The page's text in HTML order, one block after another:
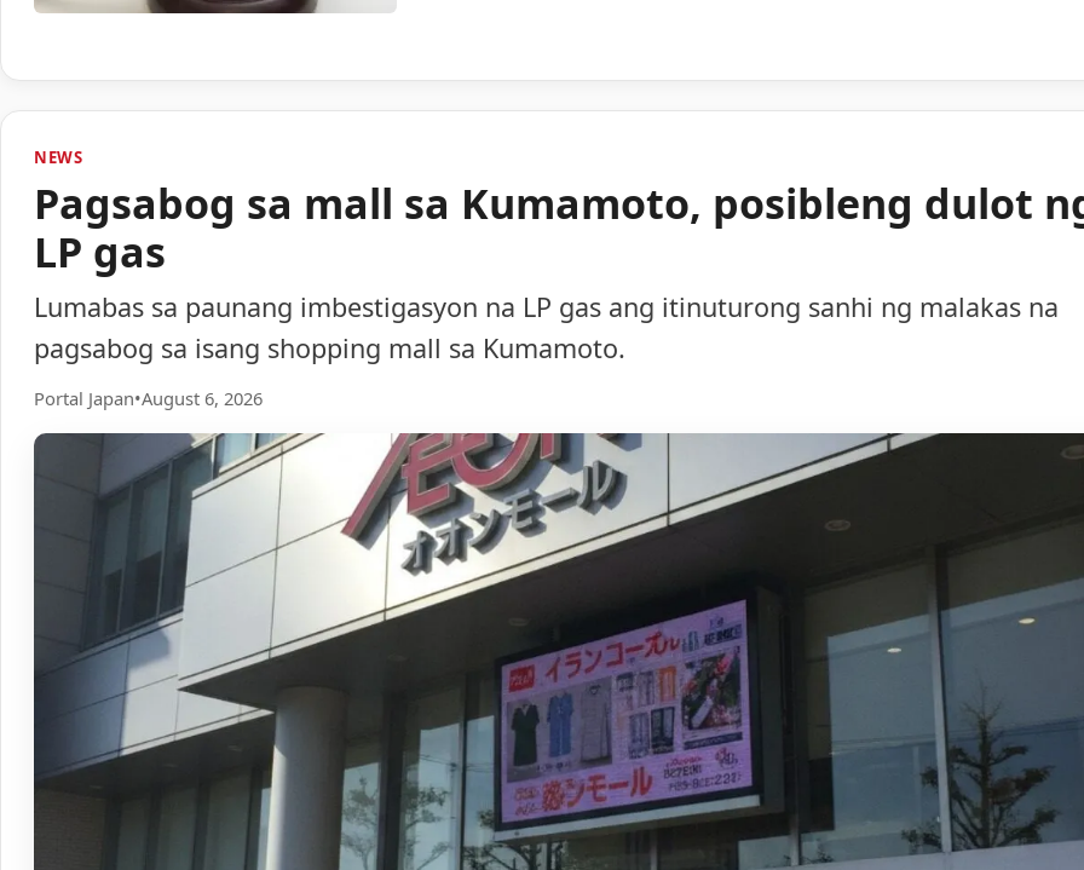
NEWS
Pagsabog sa mall sa Kumamoto, posibleng dulot
LP gas
Lumabas sa paunang imbestigasyon na LP gas ang itinuturong sanhi ng malakas na
pagsabog sa isang shopping mall sa Kumamoto.
Portal Japan•August 6, 2026